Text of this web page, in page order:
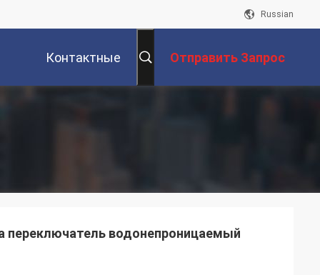
Russian
Контактные Отправить Запрос
водонепроницаемый